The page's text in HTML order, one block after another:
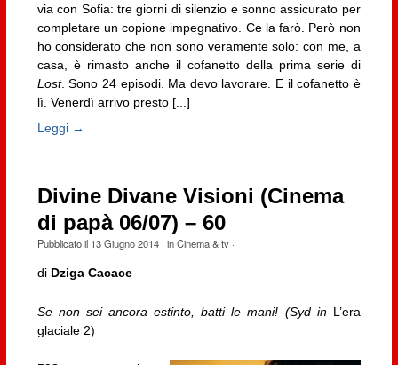
via con Sofia: tre giorni di silenzio e sonno assicurato per
completare un copione impegnativo. Ce la farò. Però non
ho considerato che non sono veramente solo: con me, a
casa, è rimasto anche il cofanetto della prima serie di
Lost. Sono 24 episodi. Ma devo lavorare. E il cofanetto è
lì. Venerdì arrivo presto [...]
Leggi →
Divine Divane Visioni (Cinema
di papà 06/07) – 60
Pubblicato il 13 Giugno 2014· inCinema & tv·
di Dziga Cacace
Se non sei ancora estinto, batti le mani! (Syd in L’era
glaciale 2)